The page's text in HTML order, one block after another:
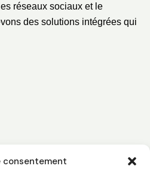
consentement
réseaux sociaux et le
des solutions intégrées qui